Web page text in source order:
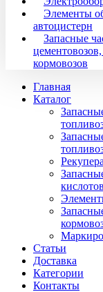
Элементы
автоцистерн
Запасные
кормовозов
Главная
Каталог
Статьи
Доставка
Категории
Контакты